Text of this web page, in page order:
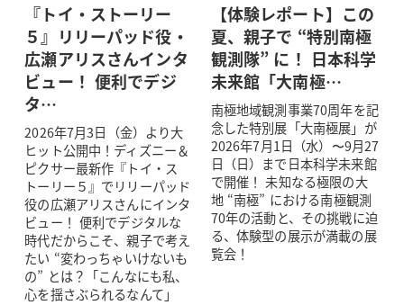
『トイ・ストーリー
５』リリーパッド役・
広瀬アリスさんインタ
ビュー！ 便利でデジ
タ…
2026年7月3日（金）より大
ヒット公開中！ディズニー＆
ピクサー最新作『トイ・ス
トーリー５』でリリーパッド
役の広瀬アリスさんにインタ
ビュー！ 便利でデジタルな
時代だからこそ、親子で考え
たい “変わっちゃいけないも
の” とは？「こんなにも私、
心を揺さぶられるなんて」
【体験レポート】この
夏、親子で “特別南極
観測隊” に！ 日本科学
未来館「大南極…
南極地域観測事業70周年を記
念した特別展「大南極展」が
2026年7月1日（水）〜9月27
日（日）まで日本科学未来館
で開催！ 未知なる極限の大
地 “南極” における南極観測
70年の活動と、その挑戦に迫
る、体験型の展示が満載の展
覧会！